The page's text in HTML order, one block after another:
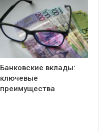
Банковские вклады:
ключевые
преимущества